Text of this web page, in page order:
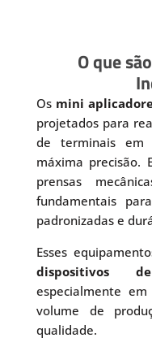
O que
Os mini
projetados para
de terminais em
máxima precisão.
prensas
fundamentais
padronizadas e
Esses
dispositivos
especialmente
volume de
qualidade.